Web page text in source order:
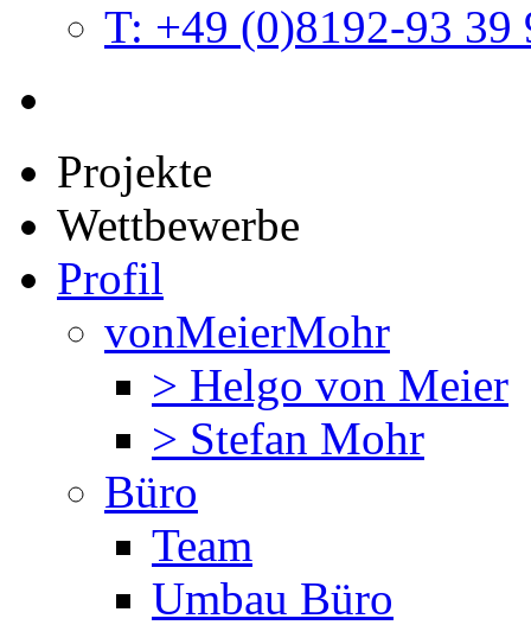
T: +49 (0)8192-93 39
Projekte
Wettbewerbe
Profil
vonMeierMohr
> Helgo von Meier
> Stefan Mohr
Büro
Team
Umbau Büro